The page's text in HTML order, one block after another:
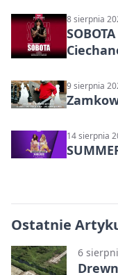
8 sierpnia
9 sierpnia
14 sierpnia
Ostatnie
6